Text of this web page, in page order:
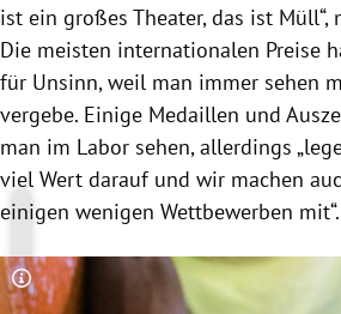
ist ein großes Theater, das ist Müll“,
Die meisten internationalen Preise
für Unsinn, weil man immer sehen
vergebe. Einige Medaillen und
man im Labor sehen, allerdings
viel Wert darauf und wir machen
einigen wenigen Wettbewerben mit“.
Copyright-Hinweis öffnen/